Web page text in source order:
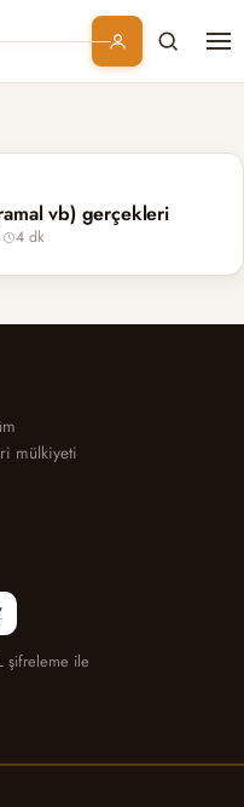
Branşlar
Konular
Kurumsalvb) gerçekleri
4 dk
mülkiyeti
şifreleme ile